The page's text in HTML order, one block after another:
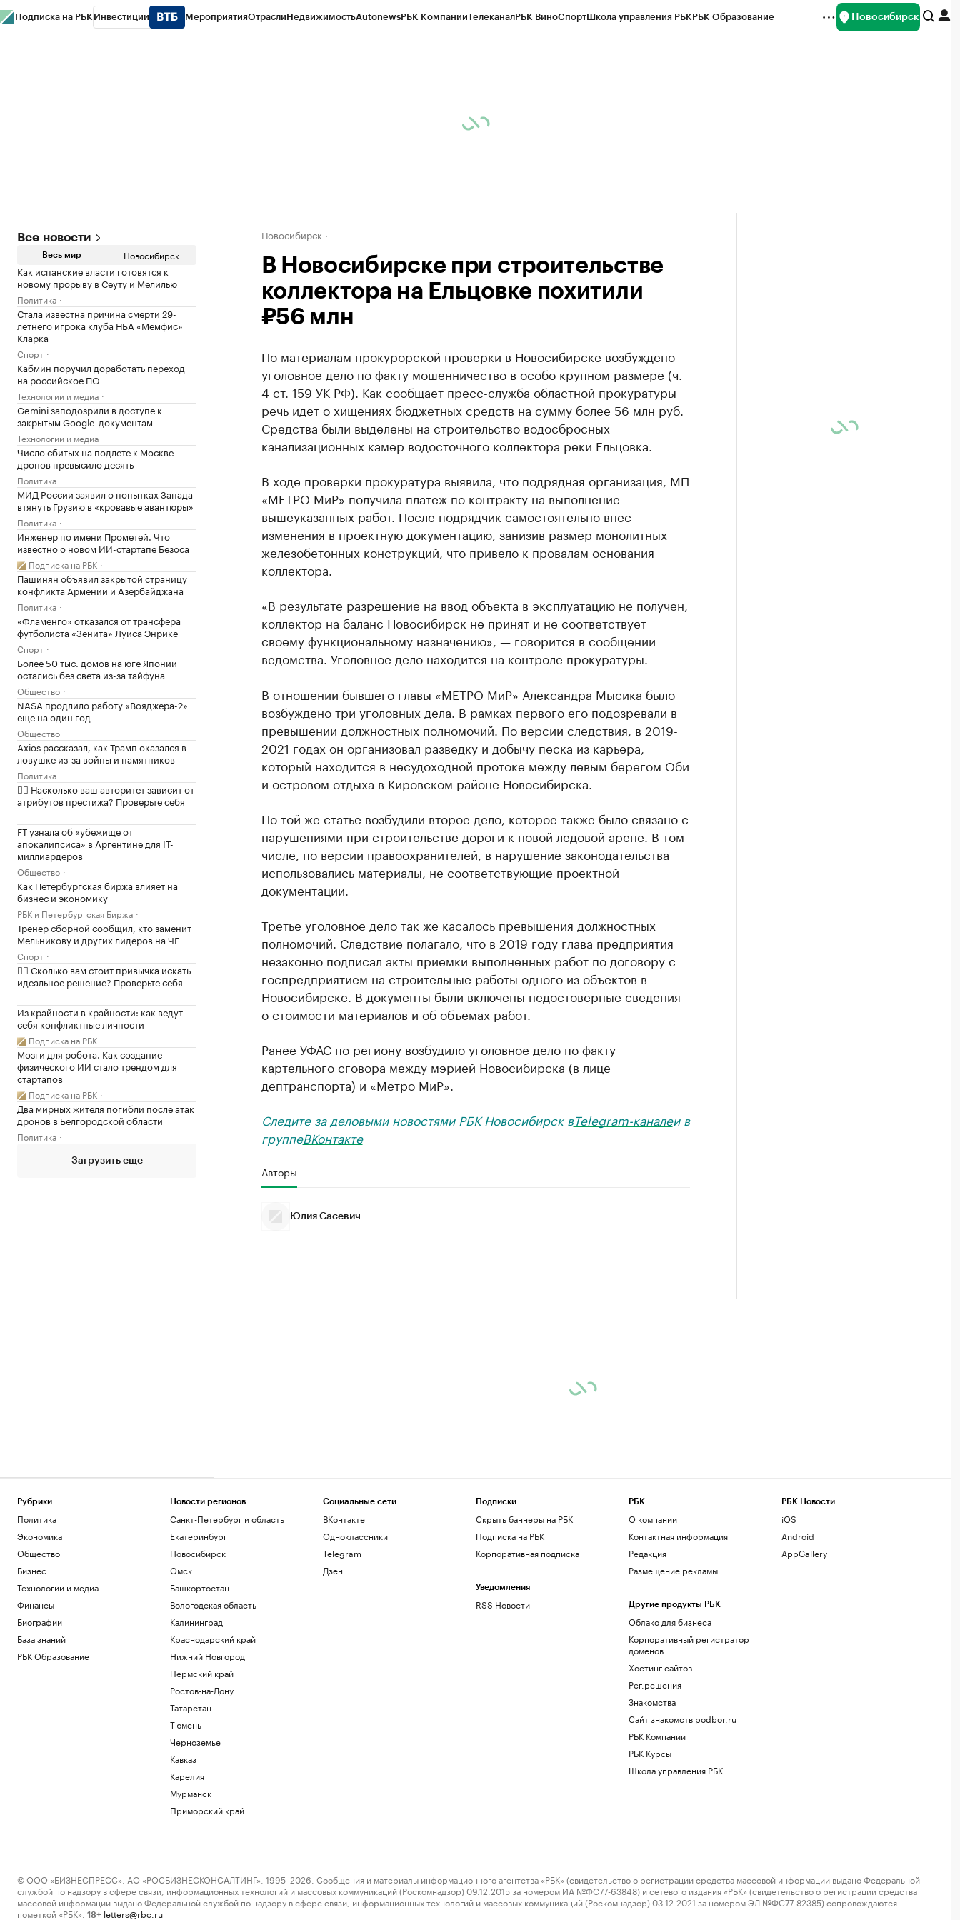
Подписка на РБК Инвестиции МероприятияОтраслиНедвижимостьAutonewsРБК КомпанииТелеканалРБК ВиноСпортШкола управления РБКРБК Образование Новосибирск
Все новости
Весь мир Новосибирск
Как испанские власти готовятся к
новому прорыву в Сеуту и Мелилью
Политика
Стала известна причина смерти 29-
летнего игрока клуба НБА «Мемфис»
Кларка
Спорт
Кабмин поручил доработать переход
на российское ПО
Технологии и медиа
Gemini заподозрили в доступе к
закрытым Google-документам
Технологии и медиа
Число сбитых на подлете к Москве
дронов превысило десять
Политика
МИД России заявил о попытках Запада
втянуть Грузию в «кровавые авантюры»
Политика
Инженер по имени Прометей. Что
известно о новом ИИ-стартапе Безоса
Подписка на РБК
Пашинян объявил закрытой страницу
конфликта Армении и Азербайджана
Политика
«Фламенго» отказался от трансфера
футболиста «Зенита» Луиса Энрике
Спорт
Более 50 тыс. домов на юге Японии
остались без света из-за тайфуна
Общество
NASA продлило работу «Вояджера-2»
еще на один год
Общество
Axios рассказал, как Трамп оказался в
ловушке из-за войны и памятников
Политика
✍🏻 Насколько ваш авторитет зависит от
атрибутов престижа? Проверьте себя
FT узнала об «убежище от
апокалипсиса» в Аргентине для IT-
миллиардеров
Общество
Как Петербургская биржа влияет на
бизнес и экономику
РБК и Петербургская Биржа
Тренер сборной сообщил, кто заменит
Мельникову и других лидеров на ЧЕ
Спорт
✍🏻 Сколько вам стоит привычка искать
идеальное решение? Проверьте себя
Из крайности в крайности: как ведут
себя конфликтные личности
Подписка на РБК
Мозги для робота. Как создание
физического ИИ стало трендом для
стартапов
Подписка на РБК
Два мирных жителя погибли после атак
дронов в Белгородской области
Политика
Загрузить еще
Новосибирск
В Новосибирске при строительстве
коллектора на Ельцовке похитили
₽56 млн
По материалам прокурорской проверки в Новосибирске возбуждено
уголовное дело по факту мошенничество в особо крупном размере (ч.
4 ст. 159 УК РФ). Как сообщает пресс-служба областной прокуратуры
речь идет о хищениях бюджетных средств на сумму более 56 млн руб.
Средства были выделены на строительство водосбросных
канализационных камер водосточного коллектора реки Ельцовка.
В ходе проверки прокуратура выявила, что подрядная организация, МП
«МЕТРО МиР» получила платеж по контракту на выполнение
вышеуказанных работ. После подрядчик самостоятельно внес
изменения в проектную документацию, занизив размер монолитных
железобетонных конструкций, что привело к провалам основания
коллектора.
«В результате разрешение на ввод объекта в эксплуатацию не получен,
коллектор на баланс Новосибирск не принят и не соответствует
своему функциональному назначению», — говорится в сообщении
ведомства. Уголовное дело находится на контроле прокуратуры.
В отношении бывшего главы «МЕТРО МиР» Александра Мысика было
возбуждено три уголовных дела. В рамках первого его подозревали в
превышении должностных полномочий. По версии следствия, в 2019-
2021 годах он организовал разведку и добычу песка из карьера,
который находится в несудоходной протоке между левым берегом Оби
и островом отдыха в Кировском районе Новосибирска.
По той же статье возбудили второе дело, которое также было связано с
нарушениями при строительстве дороги к новой ледовой арене. В том
числе, по версии правоохранителей, в нарушение законодательства
использовались материалы, не соответствующие проектной
документации.
Третье уголовное дело так же касалось превышения должностных
полномочий. Следствие полагало, что в 2019 году глава предприятия
незаконно подписал акты приемки выполненных работ по договору с
госпредприятием на строительные работы одного из объектов в
Новосибирске. В документы были включены недостоверные сведения
о стоимости материалов и об объемах работ.
Ранее УФАС по региону возбудилоуголовное дело по факту
картельного сговора между мэрией Новосибирска (в лице
дептранспорта) и «Метро МиР».
Следите за деловыми новостями РБК Новосибирск вTelegram-каналеи в
группеВКонтакте
Авторы
Юлия Сасевич
Рубрики
Политика
Экономика
Общество
Бизнес
Технологии и медиа
Финансы
Биографии
База знаний
РБК Образование
Новости регионов
Санкт-Петербург и область
Екатеринбург
Новосибирск
Омск
Башкортостан
Вологодская область
Калининград
Краснодарский край
Нижний Новгород
Пермский край
Ростов-на-Дону
Татарстан
Тюмень
Черноземье
Кавказ
Карелия
Мурманск
Приморский край
Социальные сети
ВКонтакте
Одноклассники
Telegram
Дзен
Подписки
Скрыть баннеры на РБК
Подписка на РБК
Корпоративная подписка
Уведомления
RSS Новости
РБК
О компании
Контактная информация
Редакция
Размещение рекламы
Другие продукты РБК
Облако для бизнеса
Корпоративный регистратор
доменов
Хостинг сайтов
Рег.решения
Знакомства
Сайт знакомств podbor.ru
РБК Компании
РБК Курсы
Школа управления РБК
РБК Новости
iOS
Android
AppGallery
© ООО «БИЗНЕСПРЕСС», АО «РОСБИЗНЕСКОНСАЛТИНГ», 1995–2026. Сообщения и материалы информационного агентства «РБК» (свидетельство о регистрации средства массовой информации выдано Федеральной
службой по надзору в сфере связи, информационных технологий и массовых коммуникаций (Роскомнадзор) 09.12.2015 за номером ИА №ФС77-63848) и сетевого издания «РБК» (свидетельство о регистрации средства
массовой информации выдано Федеральной службой по надзору в сфере связи, информационных технологий и массовых коммуникаций (Роскомнадзор) 03.12.2021 за номером ЭЛ №ФС77-82385) сопровождаются
пометкой «РБК».
18+ letters@rbc.ru